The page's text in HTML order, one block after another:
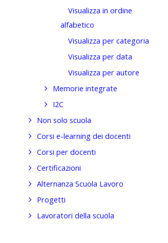
Visualizza in ordine
alfabetico
Visualizza per categoria
Visualizza per data
Visualizza per autore
Memorie integrate
I2C
Non solo scuola
Corsi e-learning dei docenti
Corsi per docenti
Certificazioni
Alternanza Scuola Lavoro
Progetti
Lavoratori della scuola